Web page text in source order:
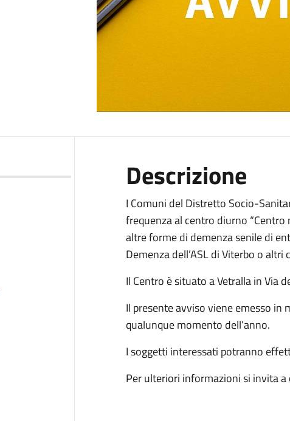
Descrizione
I Comuni del Distretto Socio-
frequenza al centro diurno
altre forme di demenza senile di
Demenza dell’ASL di Viterbo o
Il Centro è situato a Vetralla in Via
Il presente avviso viene emesso
qualunque momento dell’anno.
I soggetti interessati potranno
Per ulteriori informazioni si invita